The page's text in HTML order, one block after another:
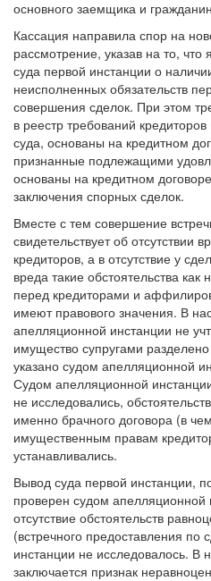
Кассация направила спор на
рассмотрение, указав на то, что
суда первой инстанции о
неисполненных обязательств
совершения сделок. При этом
в реестр требований
суда, основаны на кредитном
признанные подлежащими
основаны на кредитном
заключения спорных сделок.
Вместе с тем совершение
свидетельствует об отсутствии
кредиторов, а в отсутствие у
вреда такие обстоятельства как
перед кредиторами и
имеют правового значения. В
апелляционной инстанции не
имущество супругами
указано судом апелляционной
Судом апелляционной инстанции
не исследовались,
именно брачного договора (в
имущественным правам
устанавливались.
Вывод суда первой инстанции,
проверен судом апелляционной
отсутствие обстоятельств
(встречного предоставления по
инстанции не исследовалось. В
заключается признак
судом апелляционной